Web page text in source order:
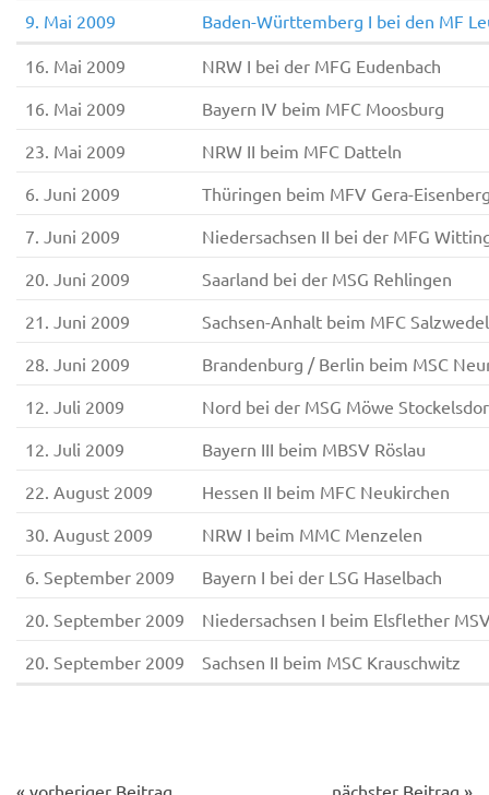
9. Mai 2009 Baden-Württemberg I bei den MF
16. Mai 2009
NRW I bei der MFG Eudenbach
16. Mai 2009
Bayern IV beim MFC Moosburg
23. Mai 2009
NRW II beim MFC Datteln
6. Juni 2009
Thüringen beim MFV Gera-
7. Juni 2009
Niedersachsen II bei der MFG
20. Juni 2009
Saarland bei der MSG Rehlingen
21. Juni 2009
Sachsen-Anhalt beim MFC Salzwedel
28. Juni 2009
Brandenburg / Berlin beim MSC
12. Juli 2009
Nord bei der MSG Möwe
12. Juli 2009
Bayern III beim MBSV Röslau
22. August 2009
Hessen II beim MFC Neukirchen
30. August 2009
NRW I beim MMC Menzelen
6. September 2009
Bayern I bei der LSG Haselbach
20. September 2009
Niedersachsen I beim Elsflether
20. September 2009
Sachsen II beim MSC Krauschwitz
« vorheriger Beitrag nächster Beitrag »